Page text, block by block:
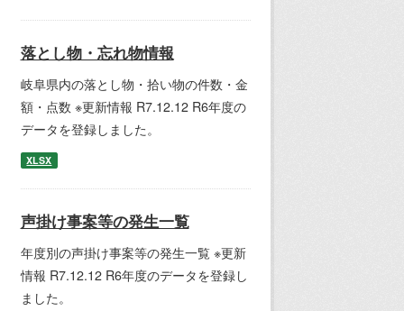
落とし物・忘れ物情報
岐阜県内の落とし物・拾い物の件数・金
額・点数 ※更新情報 R7.12.12 R6年度の
データを登録しました。
XLSX
声掛け事案等の発生一覧
年度別の声掛け事案等の発生一覧 ※更新
情報 R7.12.12 R6年度のデータを登録し
ました。